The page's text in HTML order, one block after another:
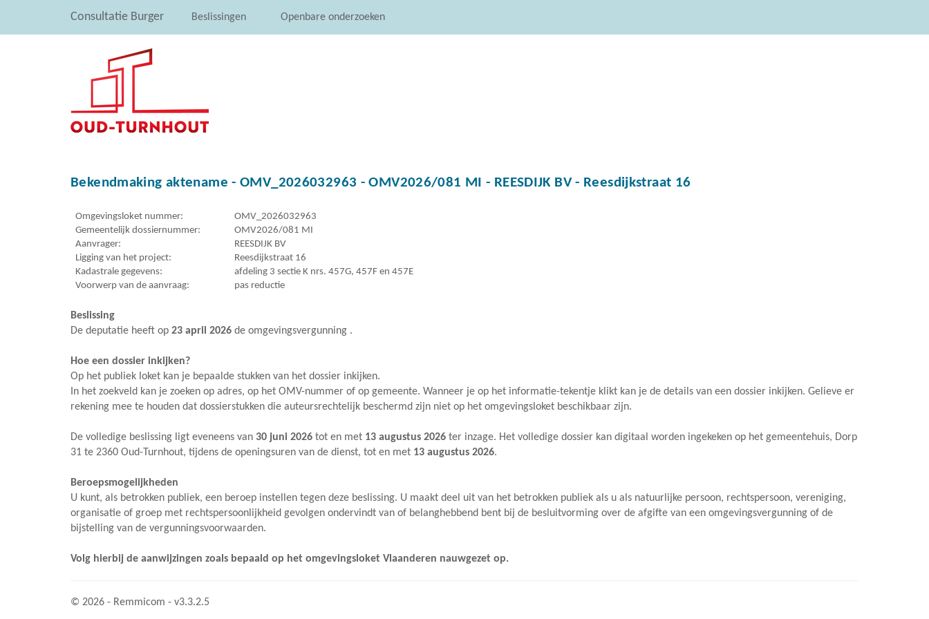
Consultatie Burger Beslissingen Openbare onderzoeken
Bekendmaking aktename - OMV_2026032963 - OMV2026/081 MI - REESDIJK BV - Reesdijkstraat 16
Omgevingsloket nummer:
OMV_2026032963
Gemeentelijk dossiernummer:
OMV2026/081 MI
Aanvrager:
REESDIJK BV
Ligging van het project:
Reesdijkstraat 16
Kadastrale gegevens:
afdeling 3 sectie K nrs. 457G, 457F en 457E
Voorwerp van de aanvraag:
pas reductie
Beslissing
De deputatie heeft op 23 april 2026 de omgevingsvergunning .
Hoe een dossier inkijken?
Op het publiek loket kan je bepaalde stukken van het dossier inkijken.
In het zoekveld kan je zoeken op adres, op het OMV-nummer of op gemeente. Wanneer je op het informatie-tekentje klikt kan je de details van een dossier inkijken. Gelieve er
rekening mee te houden dat dossierstukken die auteursrechtelijk beschermd zijn niet op het omgevingsloket beschikbaar zijn.
De volledige beslissing ligt eveneens van 30 juni 2026 tot en met 13 augustus 2026 ter inzage. Het volledige dossier kan digitaal worden ingekeken op het gemeentehuis, Dorp
31 te 2360 Oud-Turnhout, tijdens de openingsuren van de dienst, tot en met 13 augustus 2026.
Beroepsmogelijkheden
U kunt, als betrokken publiek, een beroep instellen tegen deze beslissing. U maakt deel uit van het betrokken publiek als u als natuurlijke persoon, rechtspersoon, vereniging,
organisatie of groep met rechtspersoonlijkheid gevolgen ondervindt van of belanghebbend bent bij de besluitvorming over de afgifte van een omgevingsvergunning of de
bijstelling van de vergunningsvoorwaarden.
Volg hierbij de aanwijzingen zoals bepaald op het omgevingsloket Vlaanderen nauwgezet op.
© 2026 - Remmicom - v3.3.2.5